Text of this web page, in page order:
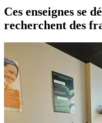
Ces enseignes se
recherchent des